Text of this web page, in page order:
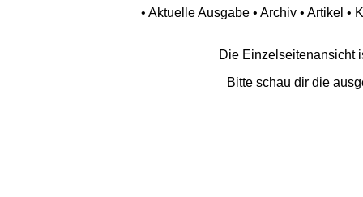
• Aktuelle Ausgabe• Archiv• Artikel •
Die Einzelseitenansicht
Bitte schau dir die